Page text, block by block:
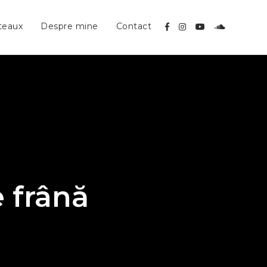
Despre mine Contact
frână